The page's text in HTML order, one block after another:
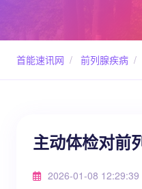
首能速讯网 / 前列腺疾病 /
主动体检对前
2026-01-08 12:29:39